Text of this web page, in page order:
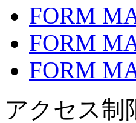
FORM
FORM
FORM
アクセス制